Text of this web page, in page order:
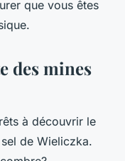
que vous êtes
des mines
à découvrir le
de Wieliczka.